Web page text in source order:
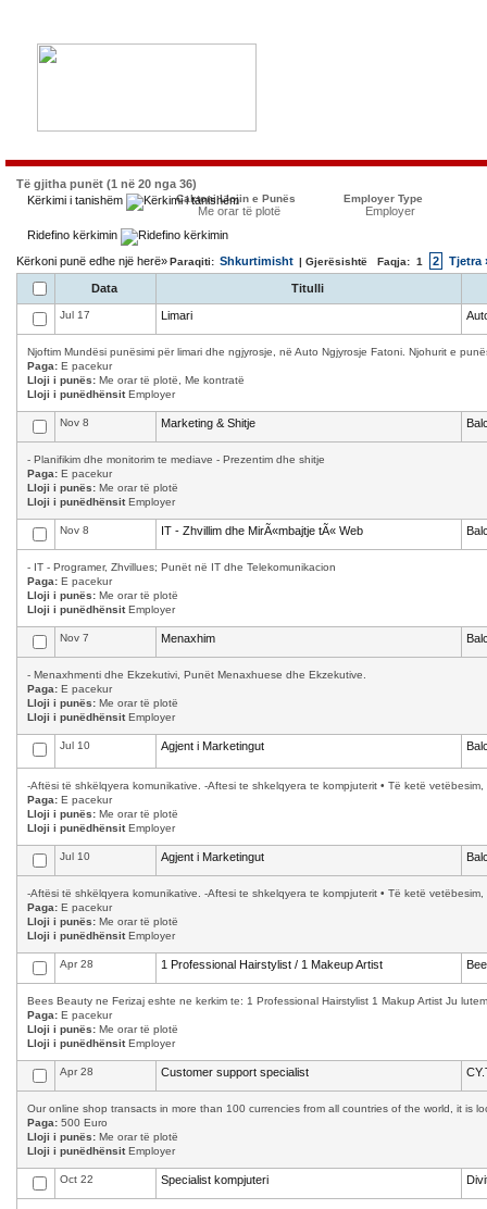
Të gjitha punët (1 në 20 nga 36)
Kërkimi i tanishëm
Caktoni Llojin e Punës
Me orar të plotë
Employer Type
Employer
Ridefino kërkimin
Kërkoni punë edhe një herë»Paraqiti: Shkurtimisht | Gjerësishtë Faqja: 1 2 Tjetra
Data Titulli
Jul 17 Limari
Njoftim Mundësi punësimi për limari dhe ngjyrosje, në Auto Ngjyrosje Fatoni. Njohurit e
Paga: E pacekur
Lloji i punës: Me orar të plotë, Me kontratë
Lloji i punëdhënsitEmployer
Nov 8 Marketing & Shitje
- Planifikim dhe monitorim te mediave - Prezentim dhe shitje
Paga: E pacekur
Lloji i punës: Me orar të plotë
Lloji i punëdhënsitEmployer
Nov 8 IT - Zhvillim dhe MirÃ«mbajtje tÃ« Web
- IT - Programer, Zhvillues; Punët në IT dhe Telekomunikacion
Paga: E pacekur
Lloji i punës: Me orar të plotë
Lloji i punëdhënsitEmployer
Nov 7 Menaxhim
- Menaxhmenti dhe Ekzekutivi, Punët Menaxhuese dhe Ekzekutive.
Paga: E pacekur
Lloji i punës: Me orar të plotë
Lloji i punëdhënsitEmployer
Jul 10 Agjent i Marketingut
-Aftësi të shkëlqyera komunikative. -Aftesi te shkelqyera te kompjuterit • Të ketë
Paga: E pacekur
Lloji i punës: Me orar të plotë
Lloji i punëdhënsitEmployer
Jul 10 Agjent i Marketingut
-Aftësi të shkëlqyera komunikative. -Aftesi te shkelqyera te kompjuterit • Të ketë
Paga: E pacekur
Lloji i punës: Me orar të plotë
Lloji i punëdhënsitEmployer
Apr 28 1 Professional Hairstylist / 1 Makeup Artist
Bees Beauty ne Ferizaj eshte ne kerkim te: 1 Professional Hairstylist 1 Makup Artist Ju
Paga: E pacekur
Lloji i punës: Me orar të plotë
Lloji i punëdhënsitEmployer
Apr 28 Customer support specialist
Our online shop transacts in more than 100 currencies from all countries of the world, it is
Paga: 500 Euro
Lloji i punës: Me orar të plotë
Lloji i punëdhënsitEmployer
Oct 22 Specialist kompjuteri